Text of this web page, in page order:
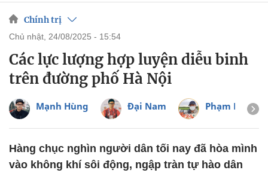
Chính trị
chủ nhật, 24/08/2025 - 15:54
Các lực lượng hợp luyện diễu binh
trên đường phố Hà Nội
Mạnh Hùng Đại Nam Phạm Hải
Hàng chục nghìn người dân tối nay đã hòa mình
vào không khí sôi động, ngập tràn tự hào dân